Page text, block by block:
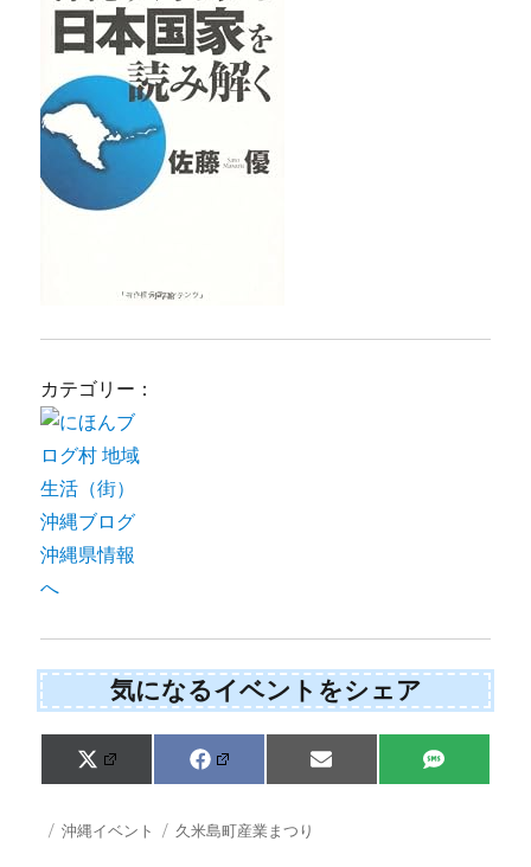
カテゴリー：
気になるイベントをシェア
Share
on
X
(
w
Share
on
F
a
e
b
Share
on
E
m
Share
on
S
M
投 カ
沖縄イベント
タ
久米島町産業まつり